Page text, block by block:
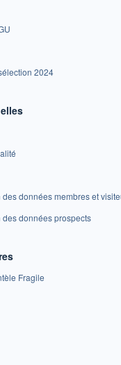
2024
données membres et
données prospects
Fragile